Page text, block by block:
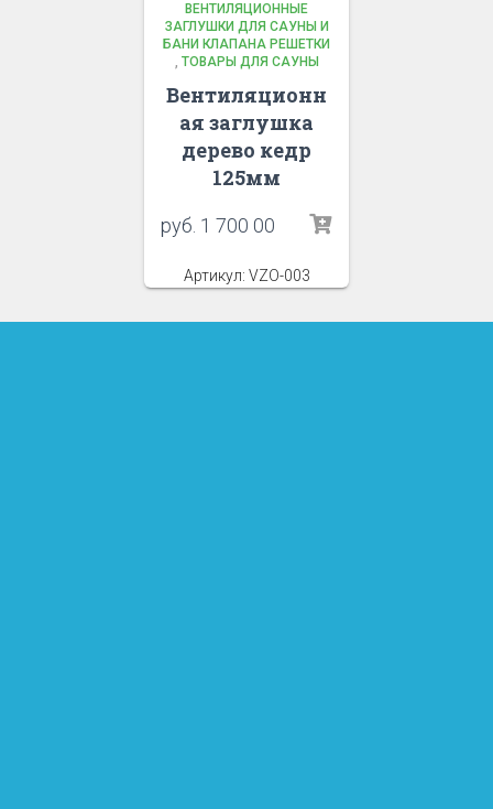
ВЕНТИЛЯЦИОННЫЕ
ЗАГЛУШКИ ДЛЯ САУНЫ И
БАНИ КЛАПАНА РЕШЕТКИ
, ТОВАРЫ ДЛЯ САУНЫ
Вентиляционн
ая заглушка
дерево кедр
125мм
руб. 1 700 00
Артикул: VZO-003